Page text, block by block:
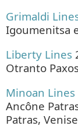
Grimaldi
Igoumenitsa
Liberty Lines
Otranto
Minoan Lines
Ancône
Patras,